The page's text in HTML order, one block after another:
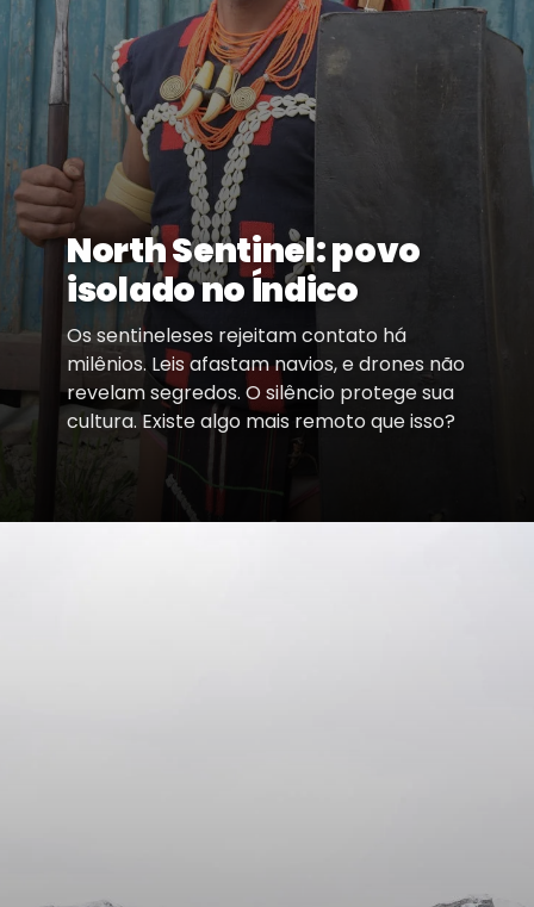
North Sentinel: povo
isolado no Índico
Os sentineleses rejeitam contato há
milênios. Leis afastam navios, e drones não
revelam segredos. O silêncio protege sua
cultura. Existe algo mais remoto que isso?